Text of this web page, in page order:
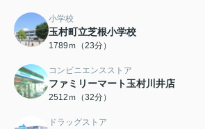
小学校
玉村町立芝根小学校
1789ｍ（23分）
コンビニエンスストア
ファミリーマート玉村川井店
2512ｍ（32分）
ドラッグストア